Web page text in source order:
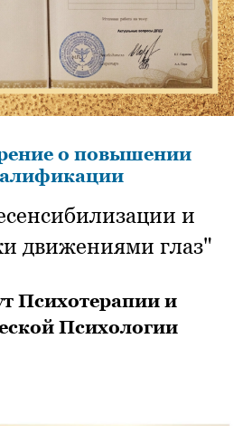
о повышении
и
движениями глаз"
Психотерапии и
Психологии